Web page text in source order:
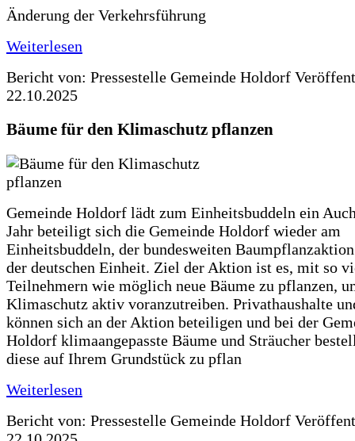
Änderung der Verkehrsführung
Weiterlesen
Bericht von: Pressestelle Gemeinde Holdorf
22.10.2025
Bäume für den Klimaschutz pflanzen
Gemeinde Holdorf lädt zum Einheitsbuddeln ein
Jahr beteiligt sich die Gemeinde Holdorf wieder am
Einheitsbuddeln, der bundesweiten
der deutschen Einheit. Ziel der Aktion ist es, mit so
Teilnehmern wie möglich neue Bäume zu pflanzen,
Klimaschutz aktiv voranzutreiben. Privathaushalte
können sich an der Aktion beteiligen und bei der
Holdorf klimaangepasste Bäume und Sträucher
diese auf Ihrem Grundstück zu pflan
Weiterlesen
Bericht von: Pressestelle Gemeinde Holdorf